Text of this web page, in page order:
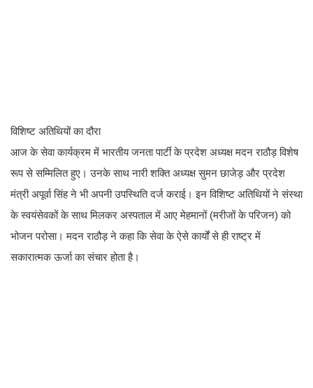
विशिष्ट अतिथियों का दौरा
आज के सेवा कार्यक्रम में भारतीय जनता पार्टी के प्रदेश अध्यक्ष मदन राठौड़ विशेष
रूप से सम्मिलित हुए। उनके साथ नारी शक्ति अध्यक्ष सुमन छाजेड़ और प्रदेश
मंत्री अपूर्वा सिंह ने भी अपनी उपस्थिति दर्ज कराई। इन विशिष्ट अतिथियों ने संस्था
के स्वयंसेवकों के साथ मिलकर अस्पताल में आए मेहमानों (मरीजों के परिजन) को
भोजन परोसा। मदन राठौड़ ने कहा कि सेवा के ऐसे कार्यों से ही राष्ट्र में
सकारात्मक ऊर्जा का संचार होता है।